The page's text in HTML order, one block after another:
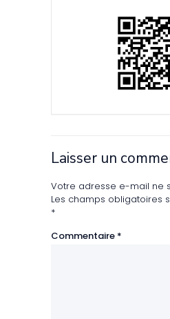
Laisser un
Votre adresse e-mail ne
Les champs obligatoires
*
Commentaire *